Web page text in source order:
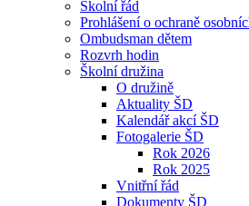
Školní řád
Prohlášení o ochraně
Ombudsman dětem
Rozvrh hodin
Školní družina
O družině
Aktuality ŠD
Kalendář akcí ŠD
Fotogalerie ŠD
Rok 2026
Rok 2025
Vnitřní řád
Dokumenty ŠD